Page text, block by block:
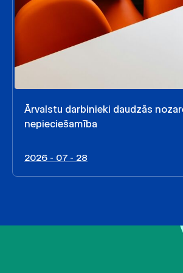
Ārvalstu darbinieki daudzās
nepieciešamība
2026 - 07 - 28